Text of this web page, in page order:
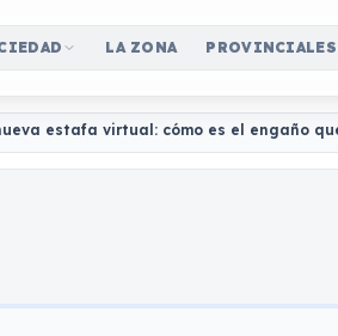
LA ZONA PROVINCIALES
estafa virtual: cómo es el engaño